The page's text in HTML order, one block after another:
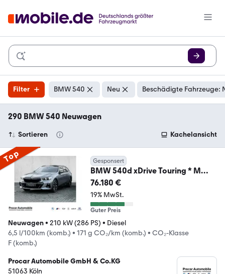
Filter BMW 540 Neu Beschädigte Fahrzeuge:
290 BMW 540 Neuwagen
Sortieren Kachelansicht
Top Gesponsert
BMW 540d xDrive Touring * M
Sportpaket * Panorama Gl
76.180 €
19% MwSt.
Guter Preis
Neuwagen• 210 kW (286 PS) • Diesel
6,5 l/100km (komb.) • 171 g CO₂/km (komb.) • CO₂-Klasse
F (komb.)
Procar Automobile GmbH & Co.KG
51063 Köln